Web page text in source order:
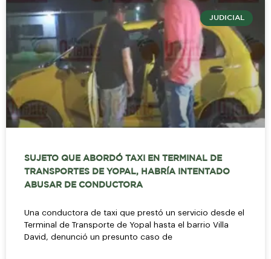
JUDICIAL
SUJETO QUE ABORDÓ TAXI EN TERMINAL DE
TRANSPORTES DE YOPAL, HABRÍA INTENTADO
ABUSAR DE CONDUCTORA
Una conductora de taxi que prestó un servicio desde el
Terminal de Transporte de Yopal hasta el barrio Villa
David, denunció un presunto caso de